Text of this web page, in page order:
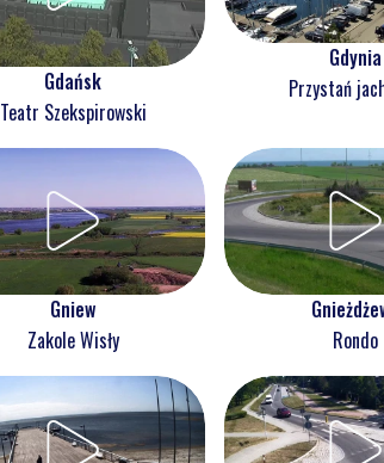
Gdańsk
Teatr Szekspirowski
Gdynia
Przystań
Gniew
Zakole Wisły
Rondo